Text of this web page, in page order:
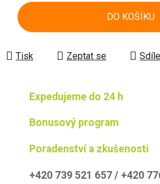
DO KOŠÍKU
Tisk Zeptat se
Expedujeme do 24 h
Bonusový program
Poradenství a zkušenosti
+420 739 521 657 / +420